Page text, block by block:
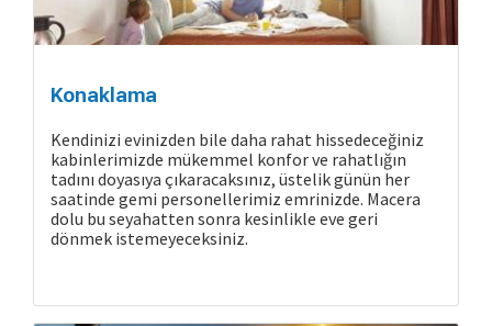
Konaklama
Kendinizi evinizden bile daha rahat hissedeceğiniz
kabinlerimizde mükemmel konfor ve rahatlığın
tadını doyasıya çıkaracaksınız, üstelik günün her
saatinde gemi personellerimiz emrinizde. Macera
dolu bu seyahatten sonra kesinlikle eve geri
dönmek istemeyeceksiniz.